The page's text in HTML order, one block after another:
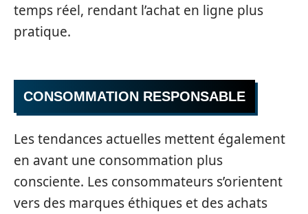
temps réel, rendant l’achat en ligne plus
pratique.
CONSOMMATION RESPONSABLE
Les tendances actuelles mettent également
en avant une consommation plus
consciente. Les consommateurs s’orientent
vers des marques éthiques et des achats